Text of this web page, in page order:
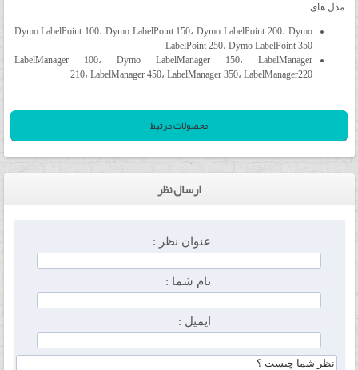
مدل های:
Dymo LabelPoint 100، Dymo LabelPoint 150، Dymo LabelPoint 200، Dymo
LabelPoint 250، Dymo LabelPoint 350
LabelManager 100، Dymo LabelManager 150، LabelManager
210، LabelManager 450، LabelManager 350، LabelManager220
محصولات مرتبط
ارسال نظر
عنوان نظر :
نام شما :
ایمیل :